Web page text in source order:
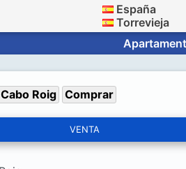
España
Torrevieja
Cabo Roig Comprar
VENTA